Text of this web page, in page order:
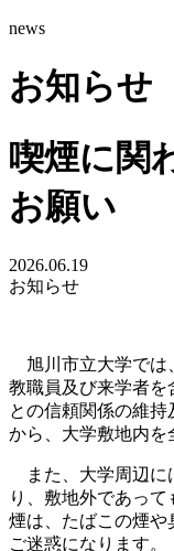
news
お知らせ
喫煙に関
お願い
2026.06.19
お知らせ
旭川市立大学では
教職員及び来学者を
との信頼関係の維
から、大学敷地内を
また、大学周辺に
り、敷地外であっ
煙は、たばこの煙や
ご迷惑になります。